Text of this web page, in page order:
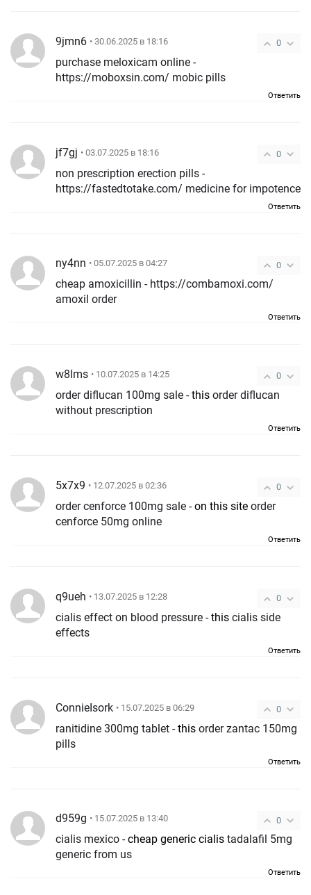
0
9jmn6 • 30.06.2025 в 18:16
purchase meloxicam online -
https://moboxsin.com/ mobic pills
Ответить
0
jf7gj • 03.07.2025 в 18:16
non prescription erection pills -
https://fastedtotake.com/ medicine for impotence
Ответить
0
ny4nn • 05.07.2025 в 04:27
cheap amoxicillin - https://combamoxi.com/
amoxil order
Ответить
0
w8lms • 10.07.2025 в 14:25
order diflucan 100mg sale -this order diflucan
without prescription
Ответить
0
5x7x9 • 12.07.2025 в 02:36
order cenforce 100mg sale -on this site order
cenforce 50mg online
Ответить
0
q9ueh • 13.07.2025 в 12:28
cialis effect on blood pressure -this cialis side
effects
Ответить
0
ConnieIsork • 15.07.2025 в 06:29
ranitidine 300mg tablet -this order zantac 150mg
pills
Ответить
0
d959g • 15.07.2025 в 13:40
cialis mexico -cheap generic cialis tadalafil 5mg
generic from us
Ответить